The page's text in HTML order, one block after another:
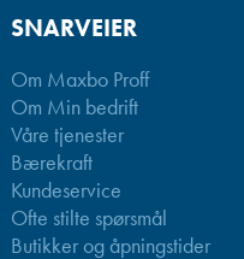
SNARVEIER
Om Maxbo Proff
Om Min bedrift
Våre tjenester
Bærekraft
Kundeservice
Ofte stilte spørsmål
Butikker og åpningstider